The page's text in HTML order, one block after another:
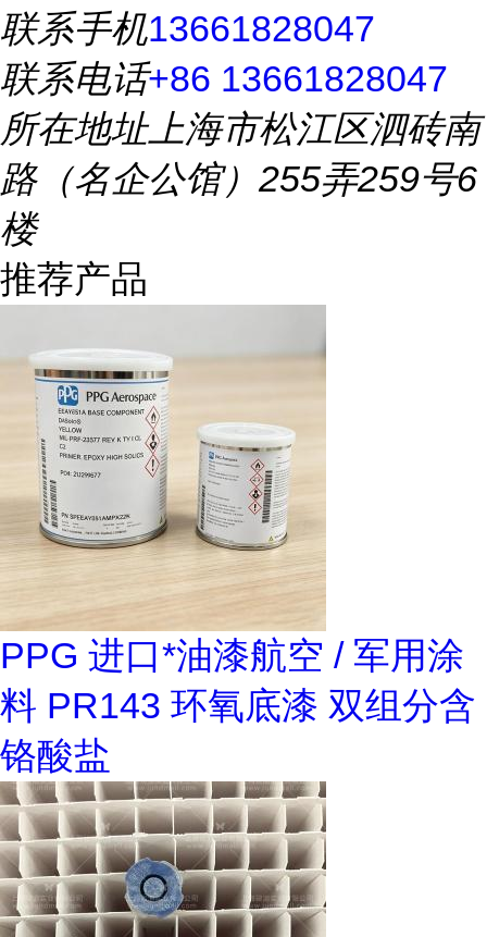
联系手机13661828047
联系电话+86 13661828047
所在地址上海市松江区泗砖南
路（名企公馆）255弄259号6
楼
推荐产品
PPG 进口*油漆航空 / 军用涂
料 PR143 环氧底漆 双组分含
铬酸盐